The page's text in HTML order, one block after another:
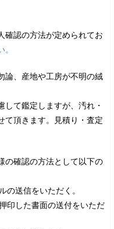
確認の方法が定められてお
論、産地や工房が不明の絨
て鑑定しますが、汚れ・
て頂きます。見積り・査定
の確認の方法として以下の
の送信をいただく。
印した書面の送付をいただ